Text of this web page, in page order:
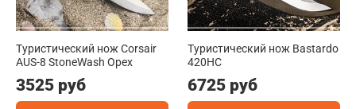
Туристический нож Corsair
AUS-8 StoneWash Орех
3525 руб
Туристический нож Bastardo
420HC
6725 руб